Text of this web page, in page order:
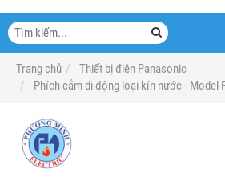
Trang chủ
Thiết bị điện Panasonic
Phích cắm di động loại kín nước - Model